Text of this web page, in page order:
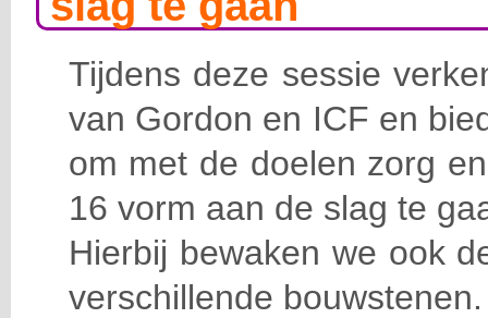
Tijdens deze sessie
van Gordon en ICF en
om met de doelen zorg
16 vorm aan de slag te
Hierbij bewaken we ook
verschillende bouwstenen.